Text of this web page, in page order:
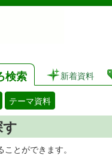
検索 新着資料
テーマ資料
とができます。